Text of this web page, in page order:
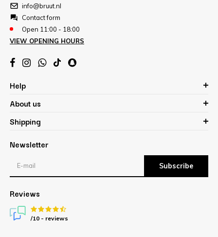
info@bruut.nl
Contact form
Open 11:00 - 18:00
VIEW OPENING HOURS
Help
About us
Shipping
Newsletter
Subscribe
Reviews
/10 - reviews